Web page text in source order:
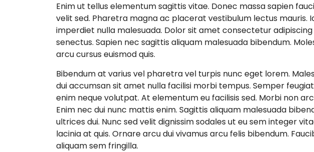
Enim ut tellus elementum sagittis vitae. Donec massa sapien
velit sed. Pharetra magna ac placerat vestibulum lectus
imperdiet nulla malesuada. Dolor sit amet consectetur
senectus. Sapien nec sagittis aliquam malesuada bibendum.
arcu cursus euismod quis.
Bibendum at varius vel pharetra vel turpis nunc eget lorem.
dui accumsan sit amet nulla facilisi morbi tempus. Semper
enim neque volutpat. At elementum eu facilisis sed. Morbi non
Enim nec dui nunc mattis enim. Sagittis aliquam malesuada
ultrices dui. Nunc sed velit dignissim sodales ut eu sem integer
lacinia at quis. Ornare arcu dui vivamus arcu felis bibendum.
aliquam sem fringilla.